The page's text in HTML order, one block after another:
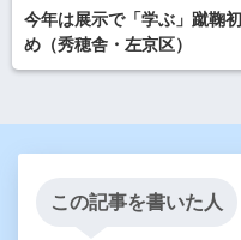
今年は展示で「学ぶ」蹴鞠初
め（秀穂舎・左京区）
この記事を書いた人